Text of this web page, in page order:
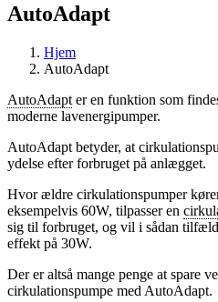
AutoAdapt
Hjem
AutoAdapt
AutoAdapt er en funktion som
moderne lavenergipumper.
AutoAdapt betyder, at
ydelse efter forbruget på anlægget.
Hvor ældre cirkulationspumper
eksempelvis 60W, tilpasser en
sig til forbruget, og vil i sådan
effekt på 30W.
Der er altså mange penge at spare
cirkulationspumpe med AutoAdapt.